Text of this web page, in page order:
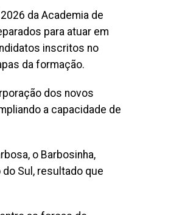
da Academia de
para atuar em
inscritos no
da formação.
dos novos
a capacidade de
o Barbosinha,
Sul, resultado que